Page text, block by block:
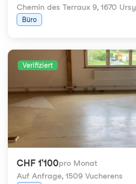
Chemin des Terraux 9, 1670 Ursy
Büro
Verifiziert
CHF 1'100pro Monat
Auf Anfrage, 1509 Vucherens